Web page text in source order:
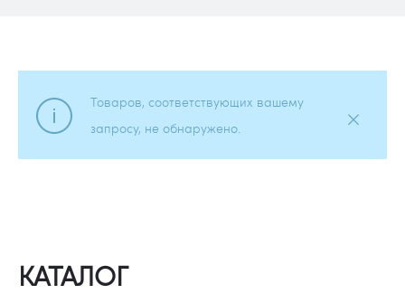
Товаров, соответствующих вашему
запросу, не обнаружено.
КАТАЛОГ